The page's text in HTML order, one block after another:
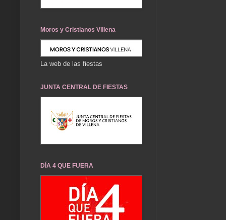
Moros y Cristianos Villena
La web de las fiestas
JUNTA CENTRAL DE FIESTAS
DÍA 4 QUE FUERA